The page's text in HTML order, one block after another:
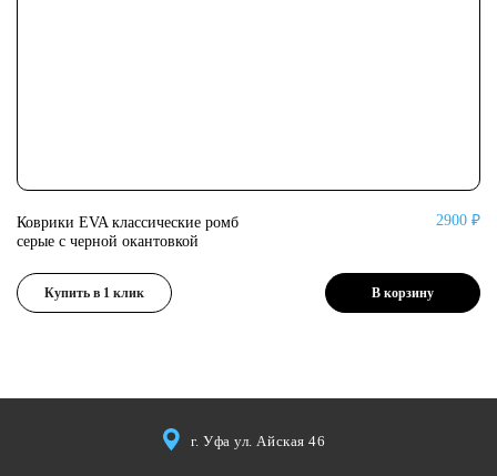
Коврики EVA классические ромб
серые с черной окантовкой
2900 ₽
Купить в 1 клик В корзину
г. Уфа ул. Айская 46